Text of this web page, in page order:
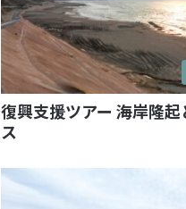
復興支援ツアー 海岸隆
ス